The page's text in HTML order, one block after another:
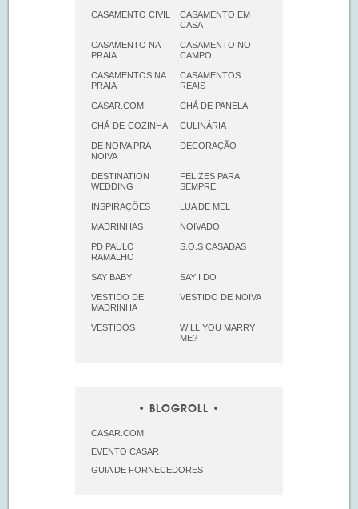
CASAMENTO CIVIL
CASAMENTO EM
CASA
CASAMENTO NA
PRAIA
CASAMENTO NO
CAMPO
CASAMENTOS NA
PRAIA
CASAMENTOS
REAIS
CASAR.COM CHÁ DE PANELA
CHÁ-DE-COZINHA CULINÁRIA
DE NOIVA PRA
NOIVA
DECORAÇÃO
DESTINATION
WEDDING
FELIZES PARA
SEMPRE
INSPIRAÇÕES LUA DE MEL
MADRINHAS NOIVADO
PD PAULO
RAMALHO
S.O.S CASADAS
SAY BABY SAY I DO
VESTIDO DE
MADRINHA
VESTIDO DE NOIVA
VESTIDOS
WILL YOU MARRY
ME?
BLOGROLL
CASAR.COM
EVENTO CASAR
GUIA DE FORNECEDORES